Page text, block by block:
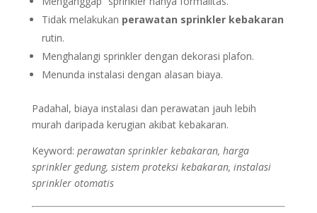
Tidak melakukan perawatan sprinkler kebakaran
rutin.
Menghalangi sprinkler dengan dekorasi plafon.
Menunda instalasi dengan alasan biaya.
Padahal, biaya instalasi dan perawatan jauh lebih
murah daripada kerugian akibat kebakaran.
Keyword: perawatan sprinkler kebakaran, harga
sprinkler gedung, sistem proteksi kebakaran, instalasi
sprinkler otomatis